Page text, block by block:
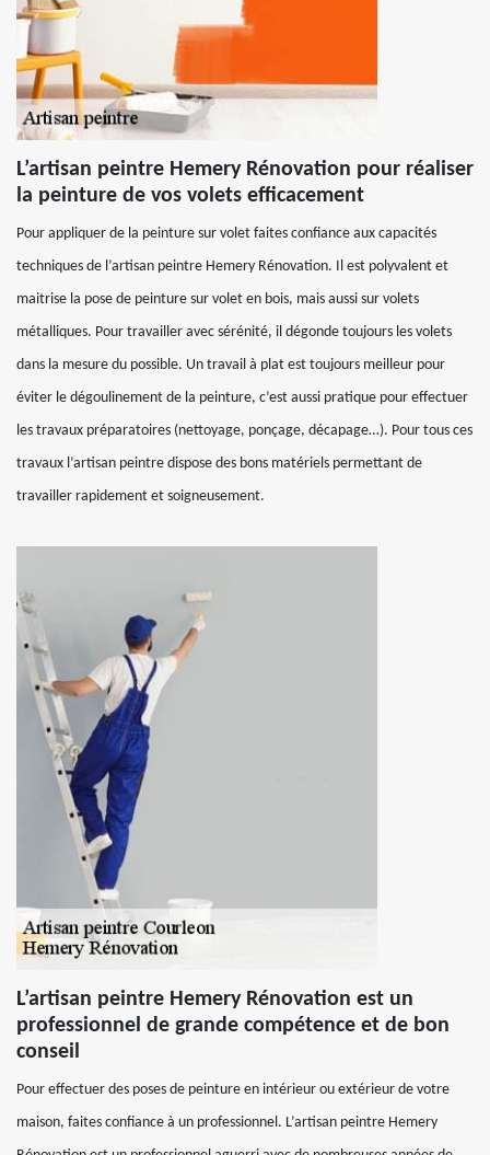
L’artisan peintre Hemery Rénovation pour réaliser
la peinture de vos volets efficacement
Pour appliquer de la peinture sur volet faites confiance aux capacités
techniques de l’artisan peintre Hemery Rénovation. Il est polyvalent et
maitrise la pose de peinture sur volet en bois, mais aussi sur volets
métalliques. Pour travailler avec sérénité, il dégonde toujours les volets
dans la mesure du possible. Un travail à plat est toujours meilleur pour
éviter le dégoulinement de la peinture, c’est aussi pratique pour effectuer
les travaux préparatoires (nettoyage, ponçage, décapage…). Pour tous ces
travaux l’artisan peintre dispose des bons matériels permettant de
travailler rapidement et soigneusement.
L’artisan peintre Hemery Rénovation est un
professionnel de grande compétence et de bon
conseil
Pour effectuer des poses de peinture en intérieur ou extérieur de votre
maison, faites confiance à un professionnel. L’artisan peintre Hemery